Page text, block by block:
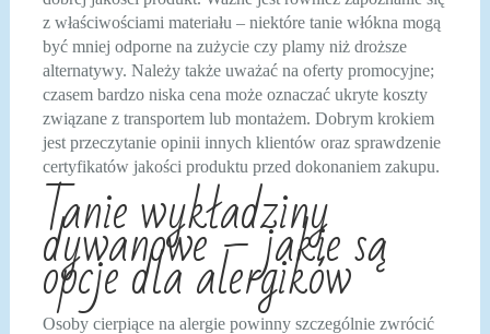
z właściwościami materiału – niektóre tanie włókna mogą
być mniej odporne na zużycie czy plamy niż droższe
alternatywy. Należy także uważać na oferty promocyjne;
czasem bardzo niska cena może oznaczać ukryte koszty
związane z transportem lub montażem. Dobrym krokiem
jest przeczytanie opinii innych klientów oraz sprawdzenie
certyfikatów jakości produktu przed dokonaniem zakupu.
Tanie wykładziny
dywanowe – jakie są
opcje dla alergików
Osoby cierpiące na alergie powinny szczególnie zwrócić